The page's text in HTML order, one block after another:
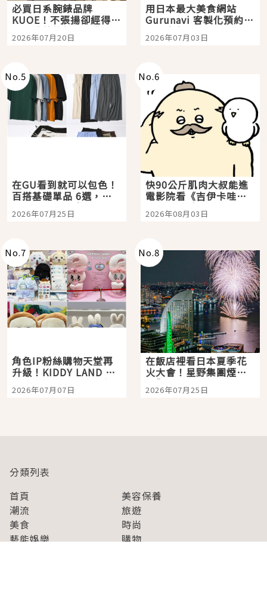
必買日系腕錶品牌
KUOE！不張揚卻經得起
時間洗鍊的經典之作五
選
2026年07月20日
用日本最大美食網站
Gurunavi 客製化預約九
大都市餐廳，打造專屬
美食體驗！
2026年07月03日
No.5
在GU看到就可以包色！
百搭基礎單品 6選，閉
眼全收也不心疼
2026年07月25日
No.6
快90公斤肌肉大叔能進
電影院看《吉伊卡哇》
嗎？日本重金屬樂團
「打首」會長與nagano
2026年08月03日
No.7
角色IP粉絲購物天堂再
升級！KIDDY LAND 原
宿店吉伊卡哇迎客，新
開幕 OMOKADO 店3分
2026年07月07日
No.8
在飯店裡看日本夏季花
火大會！星野集團煙火
景觀飯店6選，讓你不用
人擠人悠閒欣賞
2026年07月25日
分類列表
首頁
美容保養
潮流
旅遊
美食
時尚
藝能娛樂
購物